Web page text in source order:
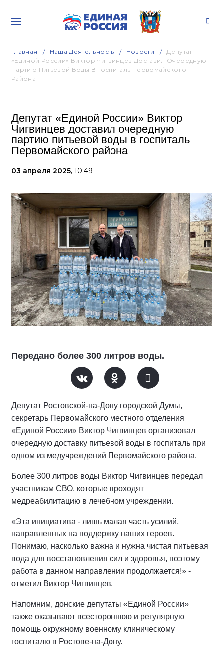
Главная Наша Деятельность Новости
Депутат
«Единой России» Виктор Чигвинцев Доставил Очередную
Партию Питьевой Воды В Госпиталь Первомайского
Района
Депутат «Единой России» Виктор
Чигвинцев доставил очередную
партию питьевой воды в госпиталь
Первомайского района
03 апреля 2025, 10:49
Передано более 300 литров воды.
Депутат Ростовской-на-Дону городской Думы,
секретарь Первомайского местного отделения
«Единой России» Виктор Чигвинцев организовал
очередную доставку питьевой воды в госпиталь при
одном из медучреждений Первомайского района.
Более 300 литров воды Виктор Чигвинцев передал
участникам СВО, которые проходят
медреабилитацию в лечебном учреждении.
«Эта инициатива - лишь малая часть усилий,
направленных на поддержку наших героев.
Понимаю, насколько важна и нужна чистая питьевая
вода для восстановления сил и здоровья, поэтому
работа в данном направлении продолжается!» -
отметил Виктор Чигвинцев.
Напомним, донские депутаты «Единой России»
также оказывают всестороннюю и регулярную
помощь окружному военному клиническому
госпиталю в Ростове-на-Дону.